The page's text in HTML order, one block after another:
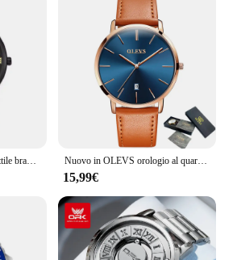
Orologio da uomo Ultra sottile bracciale magnetico orologio al quarzo calendario da uomo Slim Mesh Steel orologio sportivo impermeabile nero Relogio Masculino Nuovo in OLEVS orologio al quarzo da uomo ultra sottile 6,5 mm minimalista impermeabile data orologio da lavoro cinturino in pelle moda orologio da uomo
15,99€